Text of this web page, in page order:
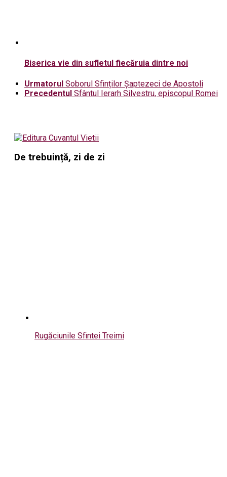
Biserica vie din sufletul fiecăruia dintre noi
Urmatorul Soborul Sfinților Șaptezeci de Apostoli
Precedentul Sfântul Ierarh Silvestru, episcopul Romei
De trebuință, zi de zi
Rugăciunile Sfintei Treimi